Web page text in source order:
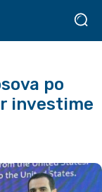
po
investime